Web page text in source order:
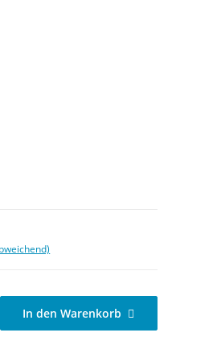
In den Warenkorb